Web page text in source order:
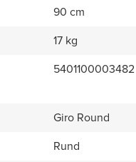
90 cm
17 kg
5401100003482
Giro Round
Rund